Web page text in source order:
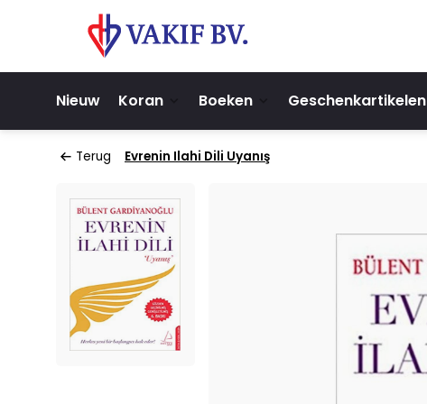
Nieuw Koran Boeken Geschenkartikelen
Terug Evrenin Ilahi Dili Uyanış